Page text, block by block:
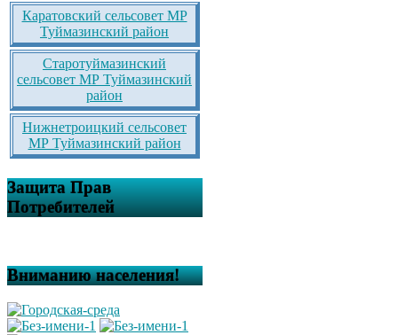
Каратовский сельсовет МР
Туймазинский район
Старотуймазинский
сельсовет МР Туймазинский
район
Нижнетроицкий сельсовет
МР Туймазинский район
Защита Прав
Потребителей
Вниманию населения!